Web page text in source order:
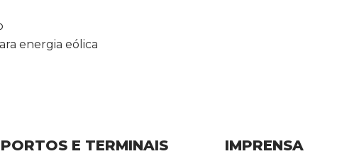
energia eólica
PORTOS E TERMINAIS IMPRENSA